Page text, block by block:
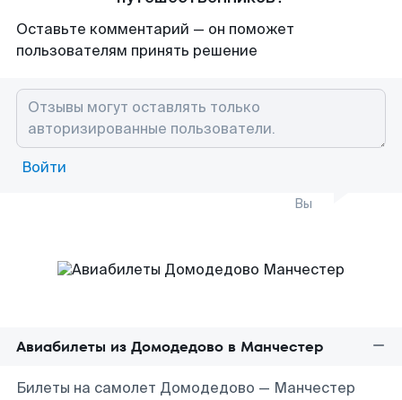
Оставьте комментарий — он поможет
пользователям принять решение
Войти
Вы
Авиабилеты из Домодедово в Манчестер
Билеты на самолет Домодедово — Манчестер